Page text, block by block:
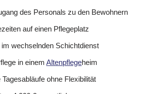
des Personals zu den Bewohnern
auf einen Pflegeplatz
wechselnden Schichtdienst
in einem Altenpflegeheim
ohne Flexibilität